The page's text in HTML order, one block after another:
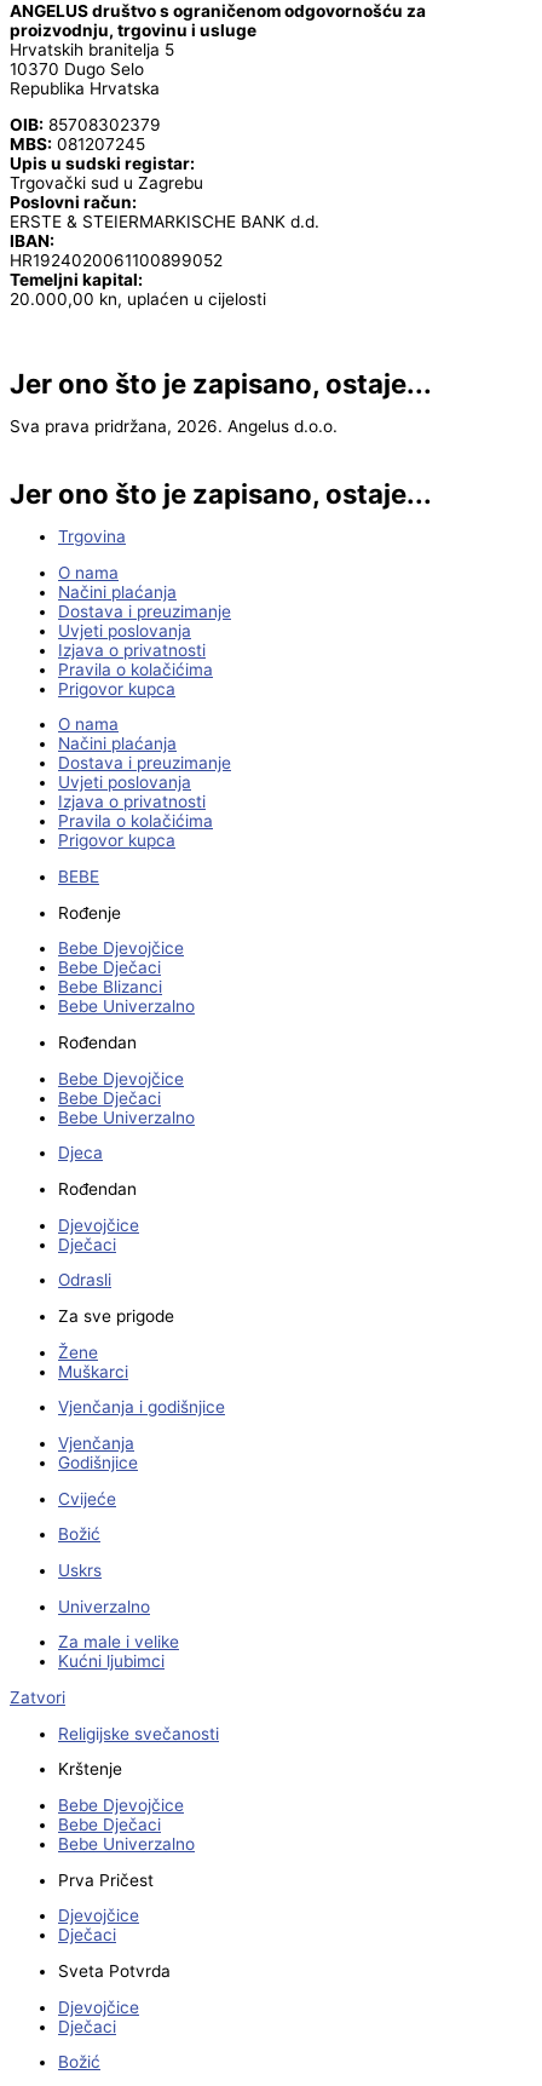
ANGELUS društvo s ograničenom odgovornošću za
proizvodnju, trgovinu i usluge
Hrvatskih branitelja 5
10370 Dugo Selo
Republika Hrvatska
OIB: 85708302379
MBS: 081207245
Upis u sudski registar:
Trgovački sud u Zagrebu
Poslovni račun:
ERSTE & STEIERMARKISCHE BANK d.d.
IBAN:
HR1924020061100899052
Temeljni kapital:
20.000,00 kn, uplaćen u cijelosti
Jer ono što je zapisano, ostaje...
Sva prava pridržana, 2026. Angelus d.o.o.
Jer ono što je zapisano, ostaje...
Trgovina
O nama
Načini plaćanja
Dostava i preuzimanje
Uvjeti poslovanja
Izjava o privatnosti
Pravila o kolačićima
Prigovor kupca
O nama
Načini plaćanja
Dostava i preuzimanje
Uvjeti poslovanja
Izjava o privatnosti
Pravila o kolačićima
Prigovor kupca
BEBE
Rođenje
Bebe Djevojčice
Bebe Dječaci
Bebe Blizanci
Bebe Univerzalno
Rođendan
Bebe Djevojčice
Bebe Dječaci
Bebe Univerzalno
Djeca
Rođendan
Djevojčice
Dječaci
Odrasli
Za sve prigode
Žene
Muškarci
Vjenčanja i godišnjice
Vjenčanja
Godišnjice
Cvijeće
Božić
Uskrs
Univerzalno
Za male i velike
Kućni ljubimci
Zatvori
Religijske svečanosti
Krštenje
Bebe Djevojčice
Bebe Dječaci
Bebe Univerzalno
Prva Pričest
Djevojčice
Dječaci
Sveta Potvrda
Djevojčice
Dječaci
Božić